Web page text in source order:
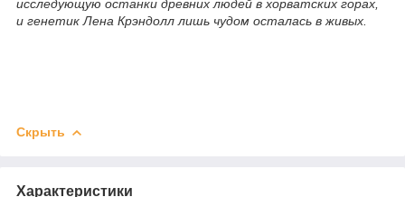
исследующую останки древних людей в хорватских горах,
и генетик Лена Крэндолл лишь чудом осталась в живых.
Скрыть
Характеристики